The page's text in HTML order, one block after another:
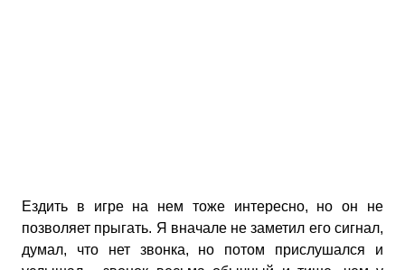
Ездить в игре на нем тоже интересно, но он не
позволяет прыгать. Я вначале не заметил его сигнал,
думал, что нет звонка, но потом прислушался и